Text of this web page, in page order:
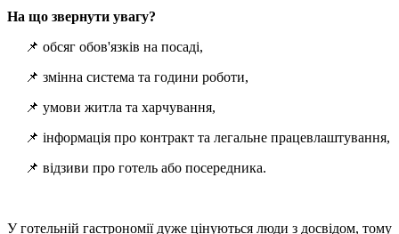
На що звернути увагу?
📌 обсяг обов'язків на посаді,
📌 змінна система та години роботи,
📌 умови житла та харчування,
📌 інформація про контракт та легальне працевлаштування,
📌 відзиви про готель або посередника.
У готельній гастрономії дуже цінуються люди з досвідом, тому